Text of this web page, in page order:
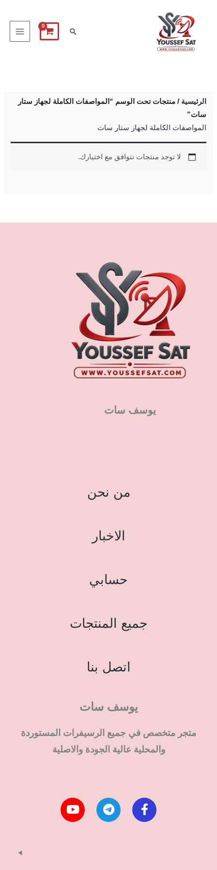
البحث
الرئيسية / منتجات تحت الوسم “المواصفات الكاملة لجهاز ستار
سات”
المواصفات الكاملة لجهاز ستار سات
لا توجد منتجات تتوافق مع اختيارك.
يوسف سات
من نحن
الاخبار
حسابي
جميع المنتجات
اتصل بنا
يوسف سات
متجر متخصص في جميع الرسيفرات المستوردة
والمحلية عالية الجودة والاصلية